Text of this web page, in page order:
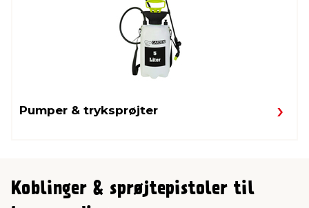
Pumper & tryksprøjter
Koblinger & sprøjtepistoler til